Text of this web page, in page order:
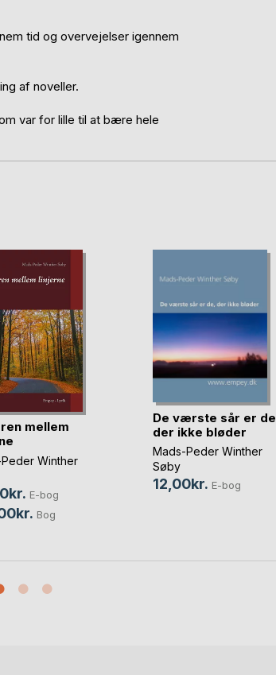
tid og overvejelser igennem
af noveller.
var for lille til at bære hele
mellem
Winther
E-bog
Bog
De værste sår er de,
der ikke bløder
Mads-Peder Winther
Søby
12,00kr. E-bog